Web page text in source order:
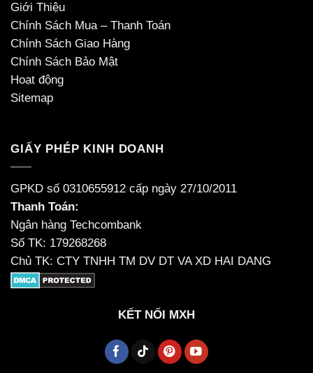
Giới Thiệu
Chính Sách Mua – Thanh Toán
Chính Sách Giao Hàng
Chính Sách Bảo Mật
Hoạt động
Sitemap
GIẤY PHÉP KINH DOANH
GPKD số 0310655912 cấp ngày 27/10/2011
Thanh Toán:
Ngân hàng Techcombank
Số TK: 179268268
Chủ TK: CTY TNHH TM DV DT VA XD HAI DANG
KẾT NỐI MXH